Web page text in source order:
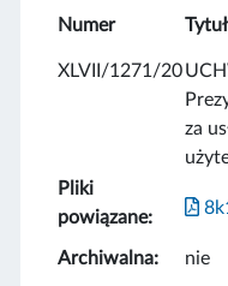
Numer Tytuł
XLVII/1271/20
za
Pliki
powiązane:
Archiwalna: nie